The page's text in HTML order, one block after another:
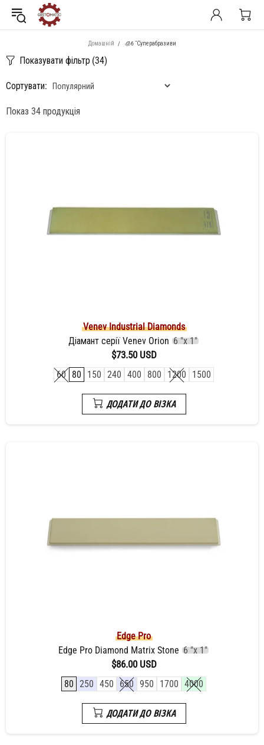
Домашній 🧊6 "Суперабразиви
Показувати фільтр (34)
Сортувати:
Показ 34 продукція
Venev Industrial Diamonds
Діамант серії Venev Orion 6 "х 1"
$73.50 USD
60 80 150 240 400 800 1200 1500
ДОДАТИ ДО ВІЗКА
Edge Pro
Edge Pro Diamond Matrix Stone 6 "x 1"
$86.00 USD
80 250 450 650 950 1700 4000
ДОДАТИ ДО ВІЗКА